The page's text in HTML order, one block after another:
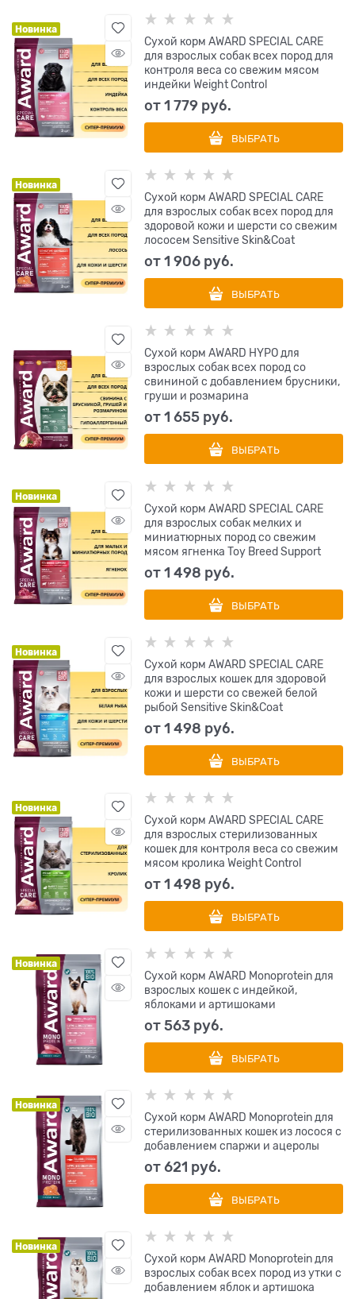
Новинка
Сухой корм AWARD SPECIAL CARE
для взрослых собак всех пород для
контроля веса со свежим мясом
индейки Weight Control
от1 779 руб.
ВЫБРАТЬ
Новинка
Сухой корм AWARD SPECIAL CARE
для взрослых собак всех пород для
здоровой кожи и шерсти со свежим
лососем Sensitive Skin&Coat
от1 906 руб.
ВЫБРАТЬ
Сухой корм AWARD HYPO для
взрослых собак всех пород со
свининой с добавлением брусники,
груши и розмарина
от1 655 руб.
ВЫБРАТЬ
Новинка
Сухой корм AWARD SPECIAL CARE
для взрослых собак мелких и
миниатюрных пород со свежим
мясом ягненка Toy Breed Support
от1 498 руб.
ВЫБРАТЬ
Новинка
Сухой корм AWARD SPECIAL CARE
для взрослых кошек для здоровой
кожи и шерсти со свежей белой
рыбой Sensitive Skin&Coat
от1 498 руб.
ВЫБРАТЬ
Новинка
Сухой корм AWARD SPECIAL CARE
для взрослых стерилизованных
кошек для контроля веса со свежим
мясом кролика Weight Control
от1 498 руб.
ВЫБРАТЬ
Новинка
Сухой корм AWARD Monoprotein для
взрослых кошек с индейкой,
яблоками и артишоками
от563 руб.
ВЫБРАТЬ
Новинка
Сухой корм AWARD Monoprotein для
стерилизованных кошек из лосося с
добавлением спаржи и ацеролы
от621 руб.
ВЫБРАТЬ
Новинка
Сухой корм AWARD Monoprotein для
взрослых собак всех пород из утки с
добавлением яблок и артишока